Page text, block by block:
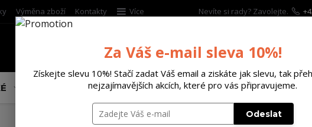
Výměna zboží Kontakty Více Nevíte si rady? Zavolejte.
DOPLŇKY DÁRKOVÉ POUKAZY
Za Váš e-mail sleva 10%!
Získejte slevu 10%! Stačí zadat Váš email a ziskáte jak slevu, tak
nejzajímavějších akcích, které pro vás připravujeme.
Odeslat